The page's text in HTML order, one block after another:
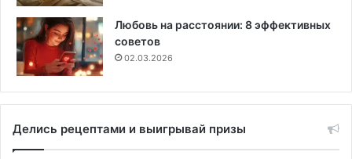
Любовь на расстоянии: 8 эффективных
советов
02.03.2026
Делись рецептами и выигрывай призы